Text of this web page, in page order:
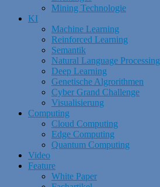
Mining Technologie
KI
Machine Learning
Reinforced Learning
Semantik
Natural Language Processing
Deep Learning
Genetische Algrorithmen
Cyber Grand Challenge
Visualisierung
Computing
Cloud Computing
Edge Computing
Quantum Computing
Video
Feature
White Paper